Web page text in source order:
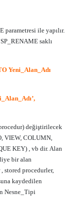
parametresi ile yapılır.
saklı
Yeni_Alan_Adı
değiştirilecek
VIEW, COLUMN,
KEY) , vb dir. Alan
bir alan
stored procedurler,
kaydedilen
Nesne_Tipi